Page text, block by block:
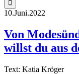
10.Juni.2022
Von
willst du aus
Text: Katia Kröger